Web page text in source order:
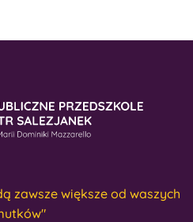
zawsze większe od waszych